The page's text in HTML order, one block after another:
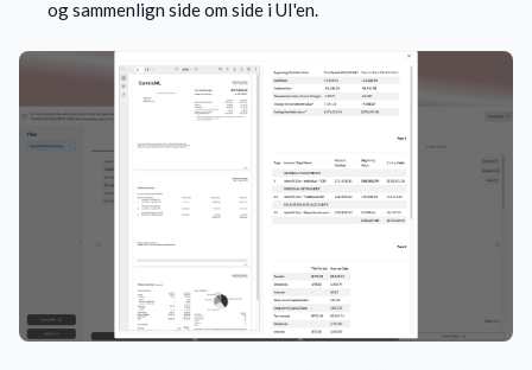
og sammenlign side om side i UI'en.